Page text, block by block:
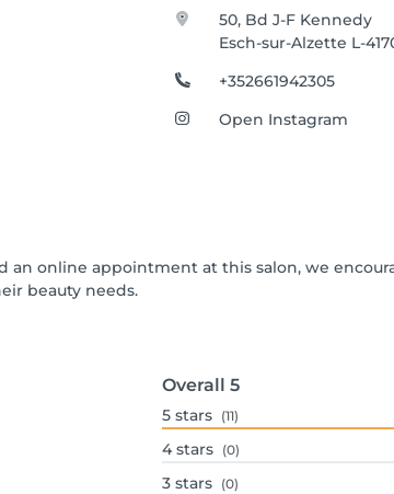
50, Bd J-F Kennedy
Esch-sur-Alzette L-
+352661942305
Open Instagram
an online appointment at this salon, we
beauty needs.
Overall 5
5 stars (11)
4 stars (0)
3 stars (0)